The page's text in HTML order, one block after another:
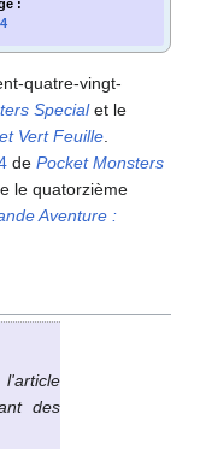
:
quatre-vingt-
Specialet le
Vert Feuille
de Pocket Monsters
le quatorzième
Aventure :
l'article
des